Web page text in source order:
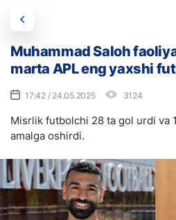
Muhammad Saloh
marta APL eng yaxshi
17:42 / 24.05.2025 3124
Misrlik futbolchi 28 ta gol urdi va
amalga oshirdi.